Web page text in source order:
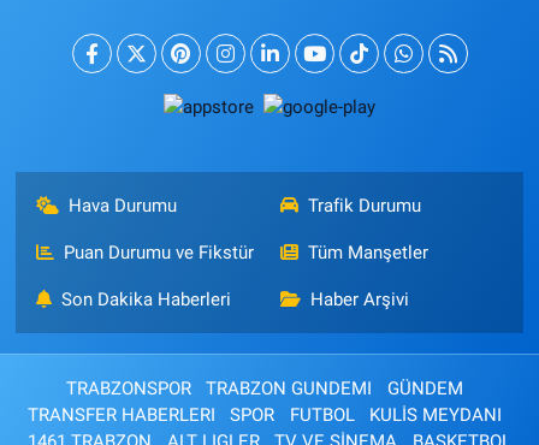
Hava Durumu Trafik Durumu
Puan Durumu ve Fikstür Tüm Manşetler
Son Dakika Haberleri Haber Arşivi
TRABZONSPOR TRABZON GUNDEMI
GÜNDEM
TRANSFER HABERLERI
SPOR FUTBOL
KULİS MEYDANI